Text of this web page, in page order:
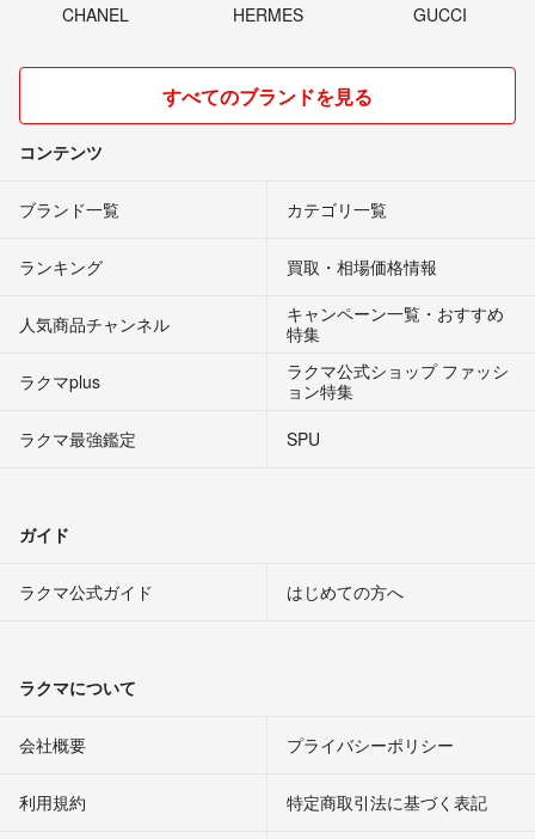
CHANEL HERMES GUCCI
すべてのブランドを見る
コンテンツ
ブランド一覧 カテゴリ一覧
ランキング 買取・相場価格情報
人気商品チャンネル
キャンペーン一覧・おすすめ
特集
ラクマplus
ラクマ公式ショップ ファッシ
ョン特集
ラクマ最強鑑定
SPU
ガイド
ラクマ公式ガイド はじめての方へ
ラクマについて
会社概要 プライバシーポリシー
利用規約 特定商取引法に基づく表記